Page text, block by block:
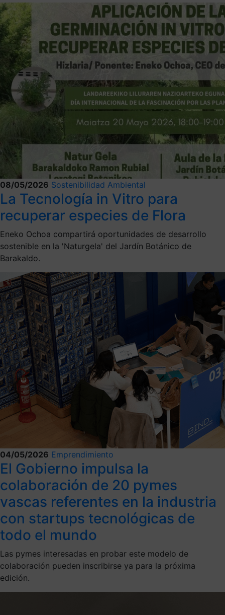
08/05/2026 Sostenibilidad Ambiental
La Tecnología in Vitro para
recuperar especies de Flora
Eneko Ochoa compartirá oportunidades de desarrollo
sostenible en la 'Naturgela' del Jardín Botánico de
Barakaldo.
04/05/2026 Emprendimiento
El Gobierno impulsa la
colaboración de 20 pymes
vascas referentes en la industria
con startups tecnológicas de
todo el mundo
Las pymes interesadas en probar este modelo de
colaboración pueden inscribirse ya para la próxima
edición.